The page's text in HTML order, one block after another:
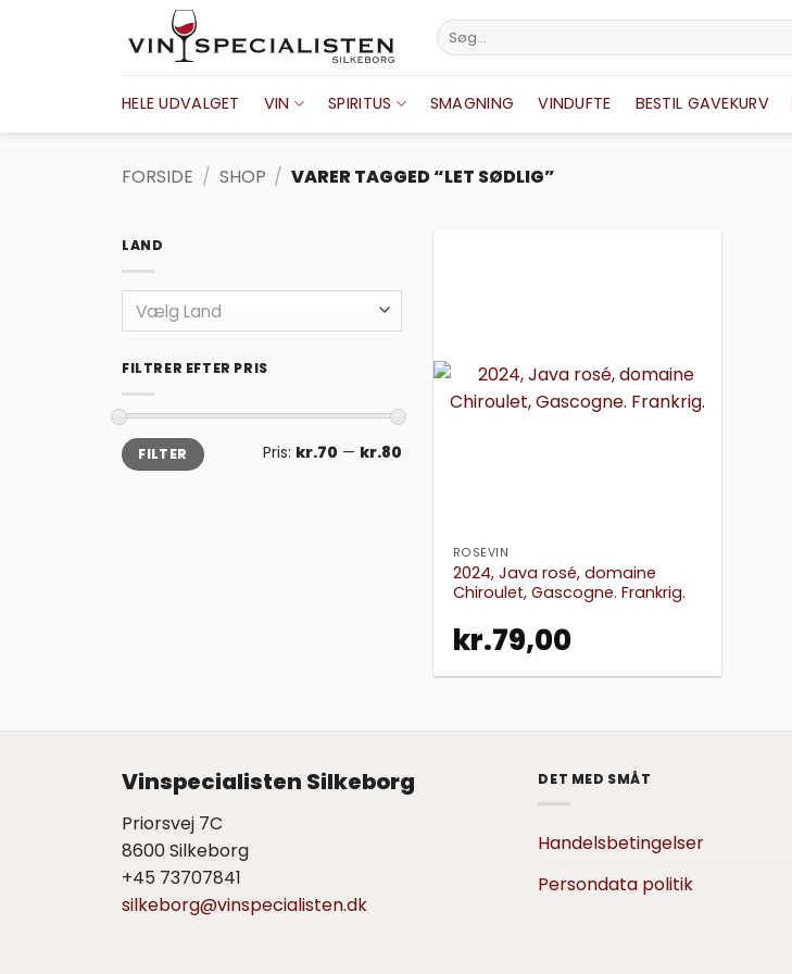
Søg
efter:
HELE UDVALGET VIN SPIRITUS SMAGNING VINDUFTE BESTIL GAVEKURV
FORSIDE / SHOP / VARER TAGGED “LET SØDLIG”
LAND
Vælg Land
FILTRER EFTER PRIS
Mindste
pris
Højeste
prisFILTER Pris: kr.70 — kr.80
ROSÉVIN
2024, Java rosé, domaine
Chiroulet, Gascogne. Frankrig.
kr.79,00
Vinspecialisten Silkeborg
Priorsvej 7C
8600 Silkeborg
+45 73707841
silkeborg@vinspecialisten.dk
DET MED SMÅT
Handelsbetingelser
Persondata politik